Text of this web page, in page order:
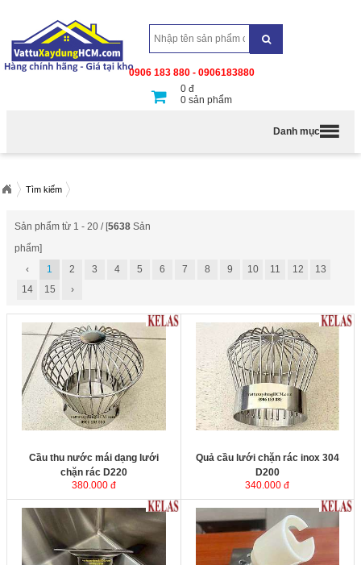
0906 183 880 - 0906183880
0 đ
0 sản phẩm
Danh mục
Tìm kiếm
Sản phẩm từ 1 - 20 / [5638 Sản
phẩm]
‹
1 2 3 4 5 6 7 8 9 10 11 12
13
14
15 ›
Cầu thu nước mái dạng lưới chặn
rác D220 sản xuất từ inox 304 cao
cấp với thiết kế dạng sợi inox dày
2.5mm được đan xen với kết cấu
vững chắc, ngăn chặn tình trạng
đọng rác hay nước mưa bị ứ đọng
gây thấm dột và làm tăng tải trọng
gây nguy hiểm cho mái nhà.
Cầu thu nước mái dạng lưới
chặn rác D220
380.000 đ
Quả cầu lưới chặn rác inox 304
sản xuất từ inox 304 cao cấp
với thiết kế dạng sợi inox dày
2.5mm được đan xen với kết cấu
vững chắc, ngăn chặn tình trạng
đọng rác hay nước mưa bị ứ đọng
gây thấm dột và làm tăng tải trọng
gây nguy hiểm cho mái nhà.
Quả cầu lưới chặn rác inox 304
D200
340.000 đ
Phễu thoát sàn nước chống trào
ngược TS1010D60 được sản xuất
từ chất liệu inox 304 chính phẩm,
không bị rỉ sét trong mọi môi trường
Phễu thoát nước dùng cho máy
giặt TS1010D6090